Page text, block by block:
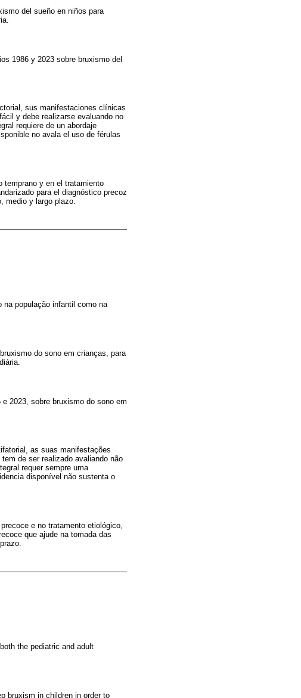
del sueño en niños para
1986 y 2023 sobre bruxismo del
sus manifestaciones clínicas
y debe realizarse evaluando no
requiere de un abordaje
no avala el uso de férulas
temprano y en el tratamiento
para el diagnóstico precoz
medio y largo plazo.
na população infantil como na
do sono em crianças, para
2023, sobre bruxismo do sono em
as suas manifestações
de ser realizado avaliando não
requer sempre uma
disponível não sustenta o
e no tratamento etiológico,
que ajude na tomada das
the pediatric and adult
bruxism in children in order to